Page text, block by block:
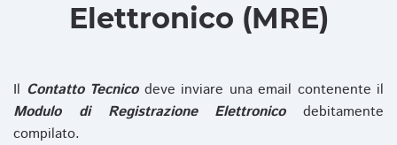
Elettronico (MRE)
Il Contatto Tecnicodeve inviare una email contenente il
Modulo di Registrazione Elettronicodebitamente
compilato.